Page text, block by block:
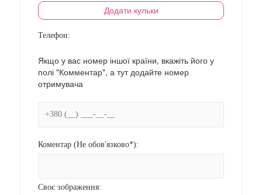
Додати кульки
Телефон:
Якщо у вас номер іншої країни, вкажіть його у
полі "Комментар", а тут додайте номер
отримувача
Коментар (Не обов'язково*):
Своє зображення: